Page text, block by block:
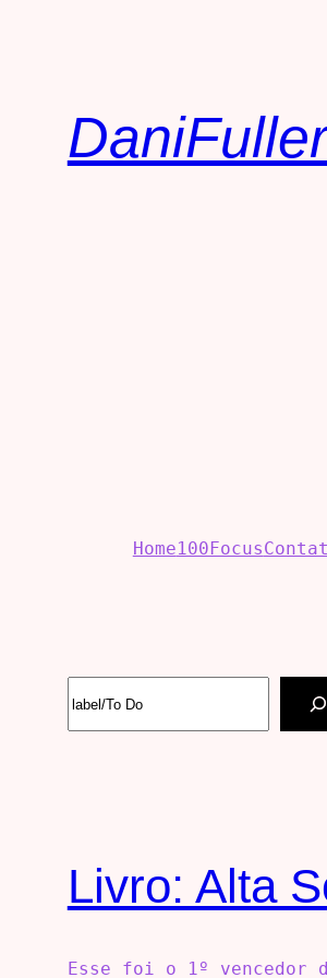
Home100Focus
Livro: Alta
Esse foi o 1º vencedor